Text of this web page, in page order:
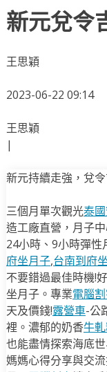
新元兌令
王思穎
2023-06-22 09:14
王思穎
|
新元持續走強，兌
三個月單次觀光泰
造工廠直營，月子
24小時、9小時彈
府坐月子,台南到府
不要錯過最佳時機!
坐月子。專業電腦
天及價錢!露營車-公
裡。濃郁的奶香牛
也能盡情探索海底世
媽媽心得分享與交